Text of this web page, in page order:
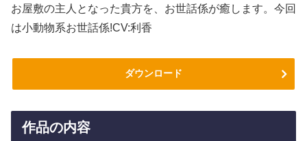
お屋敷の主人となった貴方を、お世話係が癒します。今回
は小動物系お世話係!CV:利香
ダウンロード
作品の内容